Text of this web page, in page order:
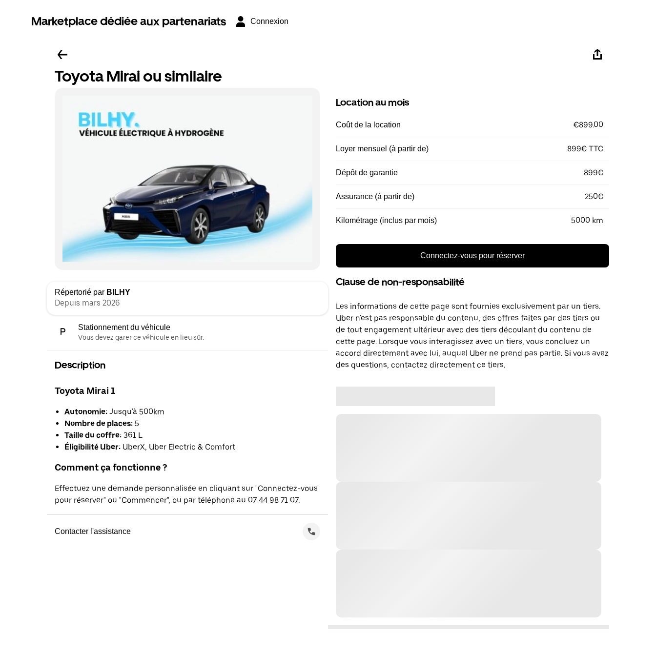
Marketplace dédiée aux partenariats Connexion
Toyota Mirai ou similaire
Répertorié par BILHY
Depuis mars 2026
Stationnement du véhicule
Vous devez garer ce véhicule en lieu sûr.
Description
Toyota Mirai 1
Autonomie: Jusqu'à 500km
Nombre de places: 5
Taille du coffre: 361 L
Éligibilité Uber: UberX, Uber Electric & Comfort
Comment ça fonctionne ?
Effectuez une demande personnalisée en cliquant sur "Connectez-vous
pour réserver" ou "Commencer", ou par téléphone au 07 44 98 71 07.
Contacter l'assistance
Location au mois
Coût de la location €899.00
Loyer mensuel (à partir de) 899€ TTC
Dépôt de garantie 899€
Assurance (à partir de) 250€
Kilométrage (inclus par mois) 5000 km
Connectez-vous pour réserver
Clause de non-responsabilité
Les informations de cette page sont fournies exclusivement par un tiers.
Uber n'est pas responsable du contenu, des offres faites par des tiers ou
de tout engagement ultérieur avec des tiers découlant du contenu de
cette page. Lorsque vous interagissez avec un tiers, vous concluez un
accord directement avec lui, auquel Uber ne prend pas partie. Si vous avez
des questions, contactez directement ce tiers.